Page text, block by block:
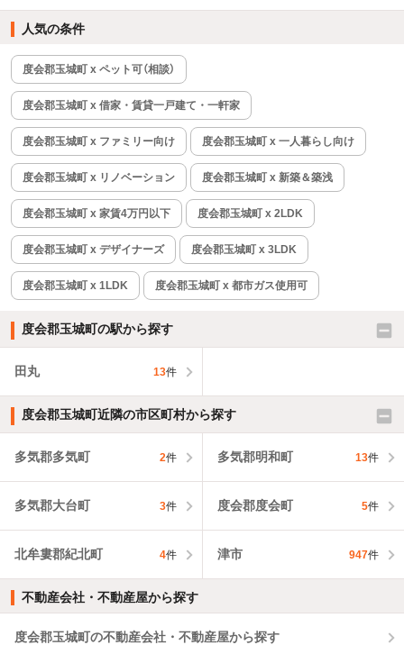
人気の条件
度会郡玉城町 x ペット可（相談）
度会郡玉城町 x 借家・賃貸一戸建て・一軒家
度会郡玉城町 x ファミリー向け 度会郡玉城町 x 一人暮らし向け
度会郡玉城町 x リノベーション 度会郡玉城町 x 新築＆築浅
度会郡玉城町 x 家賃4万円以下 度会郡玉城町 x 2LDK
度会郡玉城町 x デザイナーズ 度会郡玉城町 x 3LDK
度会郡玉城町 x 1LDK 度会郡玉城町 x 都市ガス使用可
度会郡玉城町の駅から探す
田丸 13件
度会郡玉城町近隣の市区町村から探す
多気郡多気町 2件 多気郡明和町 13件
多気郡大台町 3件 度会郡度会町 5件
北牟婁郡紀北町 4件 津市 947件
不動産会社・不動産屋から探す
度会郡玉城町の不動産会社・不動産屋から探す